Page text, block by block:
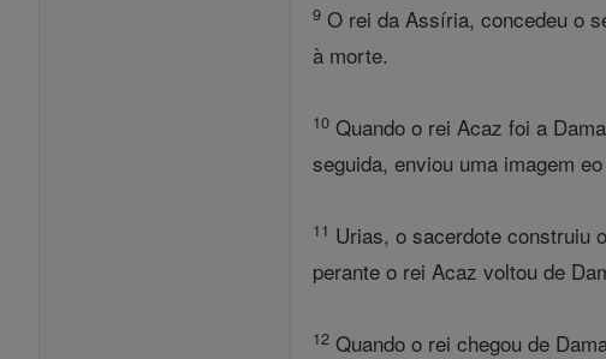
9 O rei da Assíria, concedeu o
à morte.
10 Quando o rei Acaz foi a
seguida, enviou uma imagem
11 Urias, o sacerdote construiu
perante o rei Acaz voltou de
12 Quando o rei chegou de